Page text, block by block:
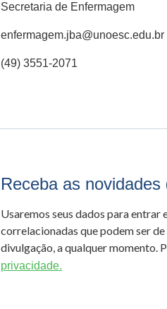
Secretaria de Enfermagem
enfermagem.jba@unoesc.edu.br
(49) 3551-2071
Receba as novidades
Usaremos seus dados para
correlacionadas que podem ser
divulgação, a qualquer momento.
privacidade.